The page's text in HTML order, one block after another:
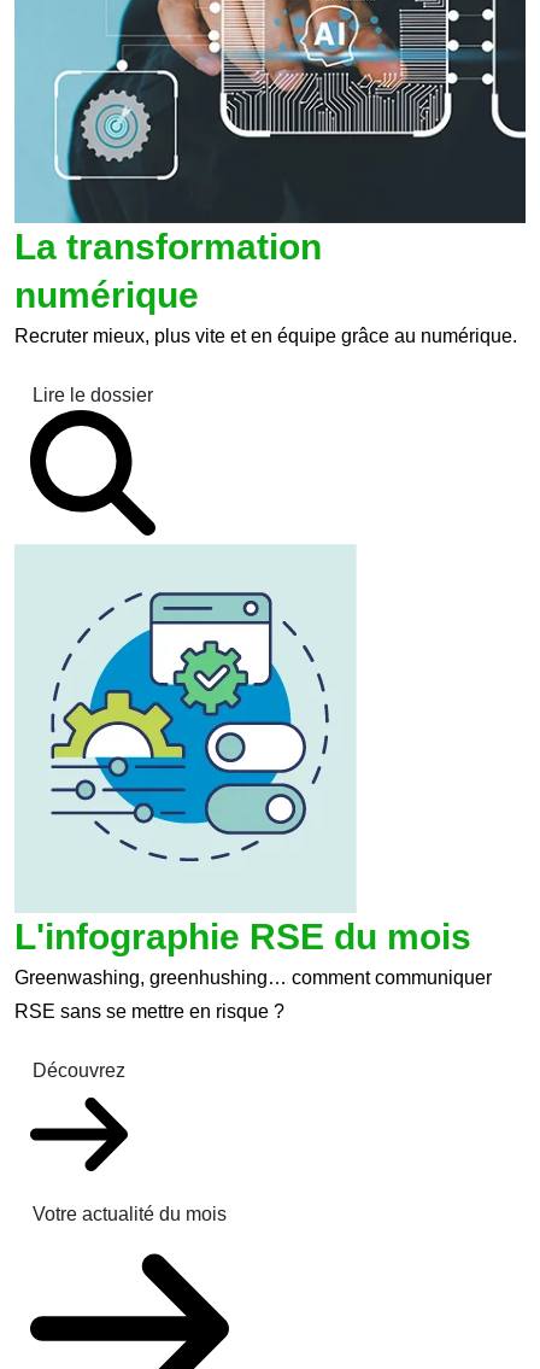
La transformation
numérique
Recruter mieux, plus vite et en équipe grâce au numérique.
Lire le dossier
L'infographie RSE du mois
Greenwashing, greenhushing… comment communiquer
RSE sans se mettre en risque ?
Découvrez
Votre actualité du mois